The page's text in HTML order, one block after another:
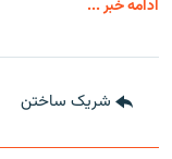
ادامه خبر ...
شریک ساختن